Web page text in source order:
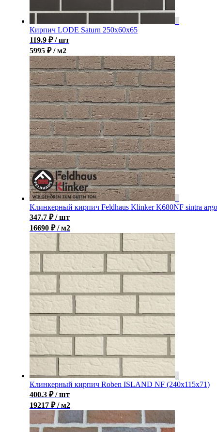
Кирпич LODE Saturn 250x60x65
119.9 ₽ / шт
5995 ₽ / м2
Клинкерный кирпич Feldhaus Klinker K680NF sintra argo
347.7 ₽ / шт
16690 ₽ / м2
Клинкерный кирпич Roben ISLAND NF (240x115x71)
400.3 ₽ / шт
19217 ₽ / м2